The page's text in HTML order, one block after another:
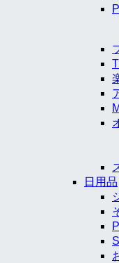
日用品